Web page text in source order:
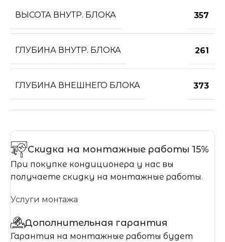
ВЫСОТА ВНУТР. БЛОКА 357
ГЛУБИНА ВНУТР. БЛОКА 261
ГЛУБИНА ВНЕШНЕГО БЛОКА 373
Скидка на монтажные работы 15%
При покупке кондиционера у нас вы
получаете скидку на монтажные работы.
Услуги монтажа
Дополнительная гарантия
Гарантия на монтажные работы будет